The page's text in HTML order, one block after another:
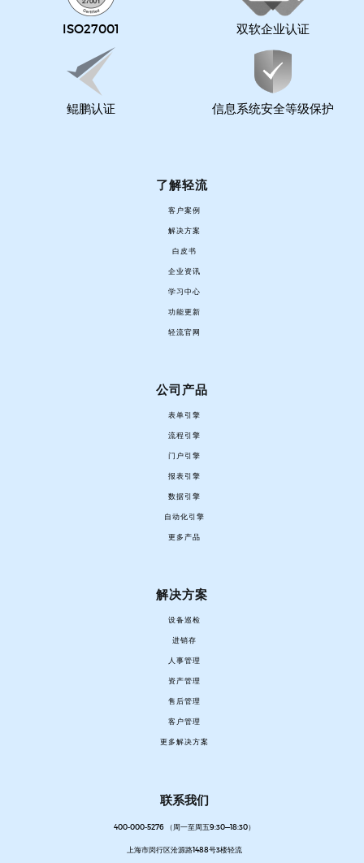
ISO27001 双软企业认证
鲲鹏认证 信息系统安全等级保护
了解轻流
客户案例
解决方案
白皮书
企业资讯
学习中心
功能更新
轻流官网
公司产品
表单引擎
流程引擎
门户引擎
报表引擎
数据引擎
自动化引擎
更多产品
解决方案
设备巡检
进销存
人事管理
资产管理
售后管理
客户管理
更多解决方案
联系我们
400-000-5276 （周一至周五9:30—18:30）
上海市闵行区沧源路1488号3楼轻流